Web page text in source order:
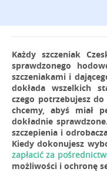
Każdy szczeniak
sprawdzonego
szczeniakami i
dokłada wszelkich
czego potrzebujesz
chcemy, abyś miał
dokładnie
szczepienia i
Kiedy dokonujesz
zapłacić za
możliwości i ochronę